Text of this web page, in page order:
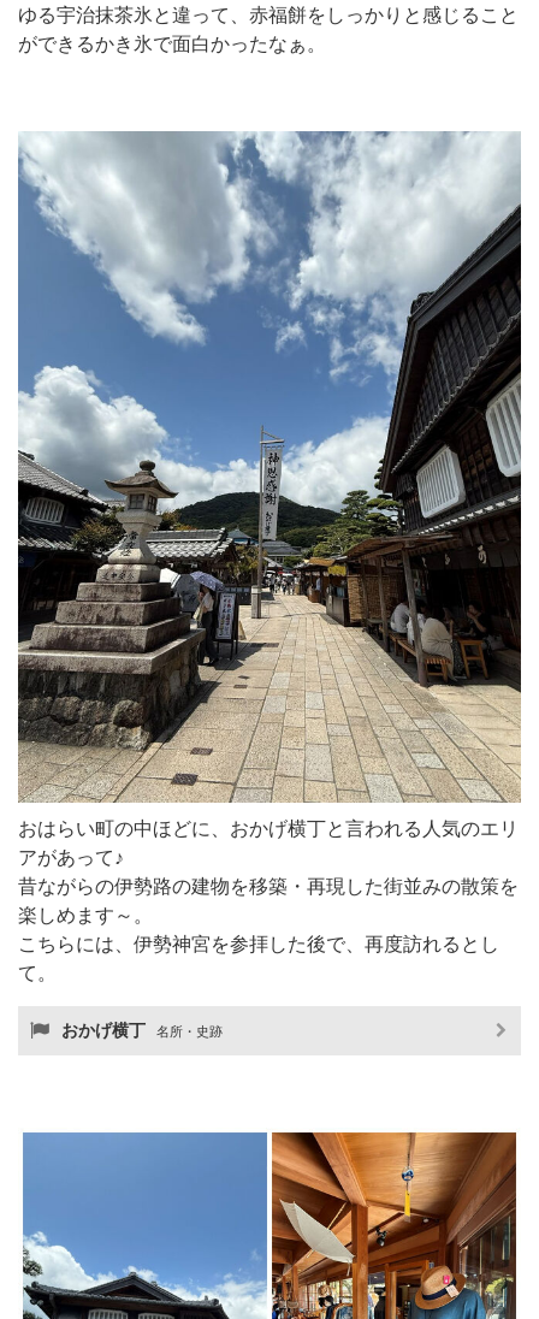
ゆる宇治抹茶氷と違って、赤福餅をしっかりと感じること
ができるかき氷で面白かったなぁ。
おはらい町の中ほどに、おかげ横丁と言われる人気のエリ
アがあって♪
昔ながらの伊勢路の建物を移築・再現した街並みの散策を
楽しめます～。
こちらには、伊勢神宮を参拝した後で、再度訪れるとし
て。
おかげ横丁 名所・史跡